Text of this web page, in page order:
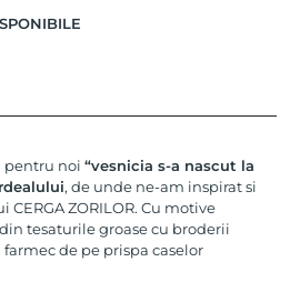
pentru noi “vesnicia s-a nascut la
, de unde ne-am inspirat si
ZORILOR. Cu motive
tesaturile groase cu broderii
de pe prispa caselor